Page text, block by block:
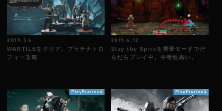
2019.3.6
WARTILEをクリア。プラチナトロ
フィー攻略
2019.6.17
Slay the Spireを携帯モードでだ
らだらプレイ中。中毒性高い。
PlayStation4 PlayStation4